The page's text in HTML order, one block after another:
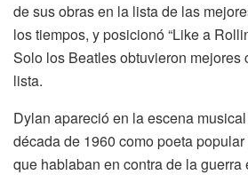
de sus obras en la lista de las
los tiempos, y posicionó “Like a
Solo los Beatles obtuvieron mejores
lista.
Dylan apareció en la escena
década de 1960 como poeta
que hablaban en contra de la guerra